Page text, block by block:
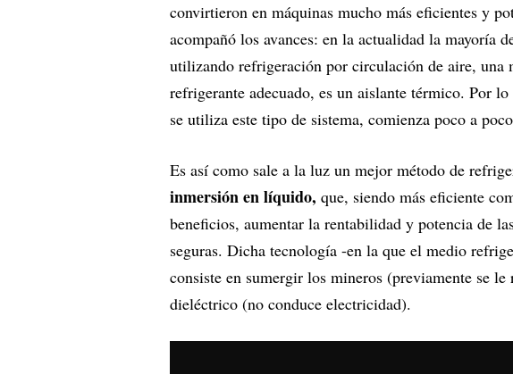
convirtieron en máquinas mucho más eficientes y
acompañó los avances: en la actualidad la mayoría
utilizando refrigeración por circulación de aire, una
refrigerante adecuado, es un aislante térmico. Por
se utiliza este tipo de sistema, comienza poco a
Es así como sale a la luz un mejor método de
inmersión en líquido, que, siendo más eficiente
beneficios, aumentar la rentabilidad y potencia de
seguras. Dicha tecnología -en la que el medio
consiste en sumergir los mineros (previamente se
dieléctrico (no conduce electricidad).